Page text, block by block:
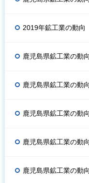
2019年鉱工業の動向
鹿児島県鉱工業の動
鹿児島県鉱工業の動
鹿児島県鉱工業の動
鹿児島県鉱工業の動
鹿児島県鉱工業の動